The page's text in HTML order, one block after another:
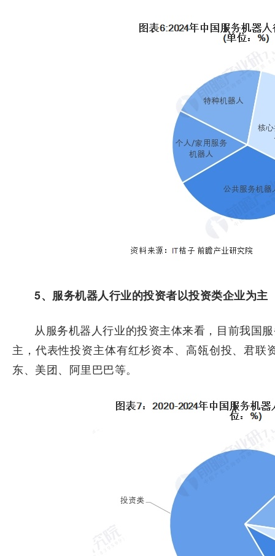
5、服务机器人行业的投资者以投资类企业为主
从服务机器人行业的投资主体来看，目前我国
主，代表性投资主体有红杉资本、高瓴创投、君联
东、美团、阿里巴巴等。